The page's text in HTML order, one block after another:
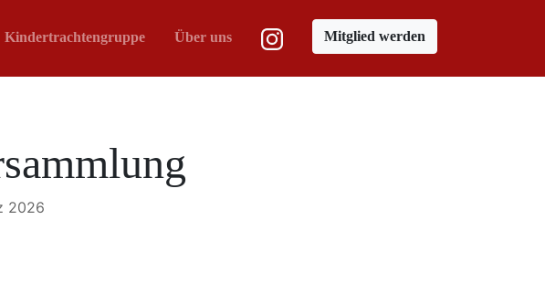
Kindertrachtengruppe Über uns Mitglied werden
2026